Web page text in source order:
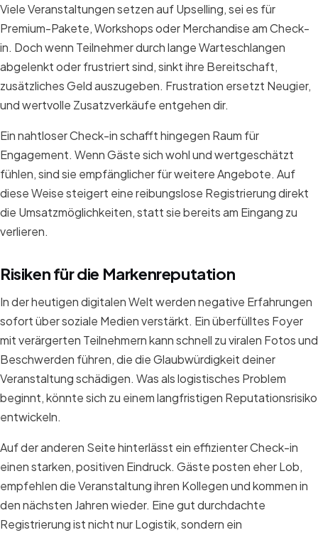
Viele Veranstaltungen setzen auf Upselling, sei es für
Premium-Pakete, Workshops oder Merchandise am Check-
in. Doch wenn Teilnehmer durch lange Warteschlangen
abgelenkt oder frustriert sind, sinkt ihre Bereitschaft,
zusätzliches Geld auszugeben. Frustration ersetzt Neugier,
und wertvolle Zusatzverkäufe entgehen dir.
Ein nahtloser Check-in schafft hingegen Raum für
Engagement. Wenn Gäste sich wohl und wertgeschätzt
fühlen, sind sie empfänglicher für weitere Angebote. Auf
diese Weise steigert eine reibungslose Registrierung direkt
die Umsatzmöglichkeiten, statt sie bereits am Eingang zu
verlieren.
Risiken für die Markenreputation
In der heutigen digitalen Welt werden negative Erfahrungen
sofort über soziale Medien verstärkt. Ein überfülltes Foyer
mit verärgerten Teilnehmern kann schnell zu viralen Fotos und
Beschwerden führen, die die Glaubwürdigkeit deiner
Veranstaltung schädigen. Was als logistisches Problem
beginnt, könnte sich zu einem langfristigen Reputationsrisiko
entwickeln.
Auf der anderen Seite hinterlässt ein effizienter Check-in
einen starken, positiven Eindruck. Gäste posten eher Lob,
empfehlen die Veranstaltung ihren Kollegen und kommen in
den nächsten Jahren wieder. Eine gut durchdachte
Registrierung ist nicht nur Logistik, sondern ein